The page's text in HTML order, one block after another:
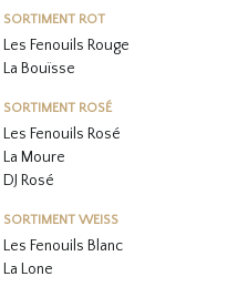
SORTIMENT ROT
Les Fenouils Rouge
La Bouïsse
SORTIMENT ROSÉ
Les Fenouils Rosé
La Moure
DJ Rosé
SORTIMENT WEISS
Les Fenouils Blanc
La Lone